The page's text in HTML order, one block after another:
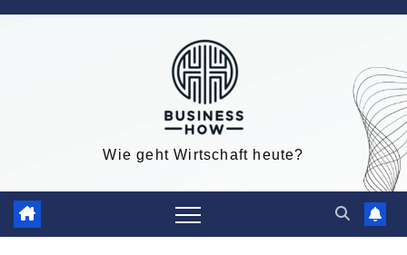
Zum
Wie geht Wirtschaft heute?